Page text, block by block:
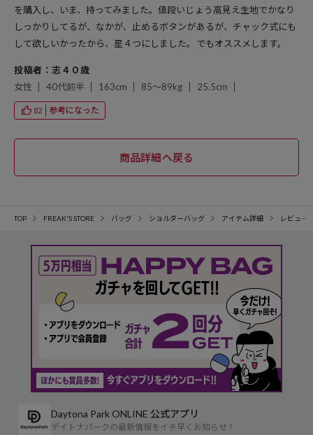
を購入し、いま、持ってみました。値段いじょう高見え生地でかなり
しっかりしてるが、なかが、止めるボタンがあるが、チャック式にも
して欲しいかったから、星４つにしました。でもオススメします。
投稿者：志４０歳
女性
40代前半 163cm 85～89kg 25.5cm
82 参考になった
TOP FREAK'S STORE バッグ ショルダーバッグ アイテム詳細 レビュー
Daytona Park ONLINE 公式アプリ
デイトナパークの最新情報をイチ早くお知らせ！